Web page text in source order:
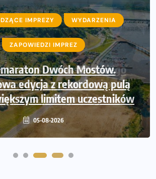
IMPREZY WYDARZENIA
ZAPOWIEDZI IMPREZ
Maratonu Warszawskiego
przebieg i profil
do szybkiego biegania
05-08-2026